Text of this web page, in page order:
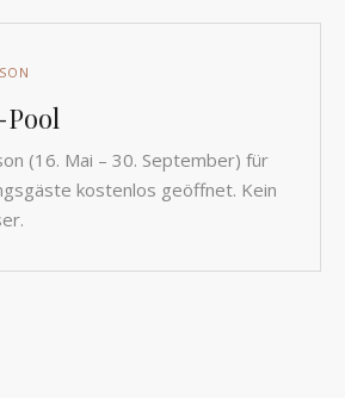
Pool
(16. Mai – 30. September) für
kostenlos geöffnet. Kein